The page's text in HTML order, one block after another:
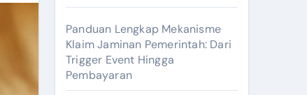
Panduan Lengkap Mekanisme
Klaim Jaminan Pemerintah: Dari
Trigger Event Hingga
Pembayaran